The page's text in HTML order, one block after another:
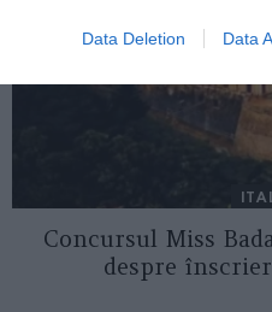
Data Deletion Data
Concursul Miss
despre